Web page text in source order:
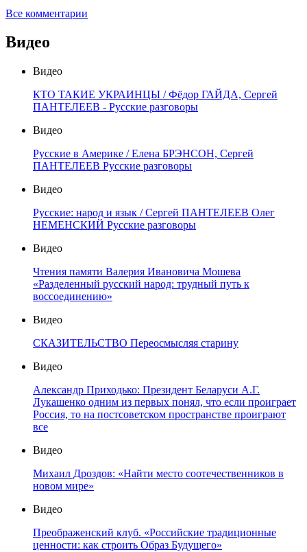
Все комментарии
Видео
Видео
КТО ТАКИЕ УКРАИНЦЫ / Фёдор ГАЙДА, Сергей
ПАНТЕЛЕЕВ - Русские разговоры
Видео
Русские в Америке / Елена БРЭНСОН, Сергей
ПАНТЕЛЕЕВ Русские разговоры
Видео
Русские: народ и язык / Сергей ПАНТЕЛЕЕВ Олег
НЕМЕНСКИЙ Русские разговоры
Видео
Чтения памяти Валерия Ивановича Мошева
«Разделенный русский народ: трудный путь к
воссоединению»
Видео
СКАЗИТЕЛЬСТВО Переосмысляя старину
Видео
Александр Приходько: Президент Беларуси А.Г.
Лукашенко одним из первых понял, что если проиграет
Россия, то на постсоветском пространстве проиграют
все
Видео
Михаил Дроздов: «Найти место соотечественников в
новом мире»
Видео
Преображенский клуб. «Российские традиционные
ценности: как строить Образ Будущего»